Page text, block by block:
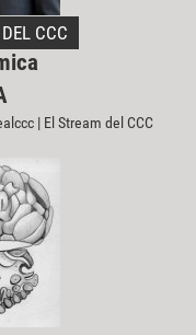
CCC
| El Stream del CCC